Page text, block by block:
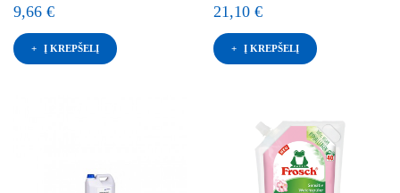
9,66 €
Į KREPŠELĮ
21,10 €
Į KREPŠELĮ